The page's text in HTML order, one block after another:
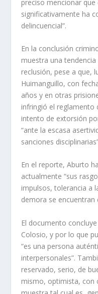
preciso mencionar
significativamente ha
delincuencial”.
En la conclusión
muestra una
reclusión, pese a que,
Huimanguillo, con
años y en otras
infringió el reglamento
intento de extorsión
“ante la escasa
sanciones
En el reporte, Aburto
actualmente “sus
impulsos, tolerancia a
demora se encuentran
El documento
Colosio, y por lo que
“es una persona
interpersonales”.
reservado, serio, de
mismo, optimista, con